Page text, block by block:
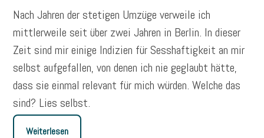
Nach Jahren der stetigen Umzüge verweile ich
mittlerweile seit über zwei Jahren in Berlin. In dieser
Zeit sind mir einige Indizien für Sesshaftigkeit an mir
selbst aufgefallen, von denen ich nie geglaubt hätte,
dass sie einmal relevant für mich würden. Welche das
sind? Lies selbst.
Weiterlesen